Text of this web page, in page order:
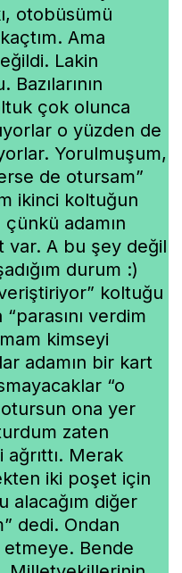
otobüsümü
Ama
Lakin
çok olunca
o yüzden de
Yorulmuşum,
de otursam”
ikinci koltuğun
adamın
var. A bu şey değil
durum :)
koltuğu
verdim
kimseyi
adamın bir kart
“o
ona yer
zaten
Merak
iki poşet için
alacağım diğer
dedi. Ondan
etmeye. Bende